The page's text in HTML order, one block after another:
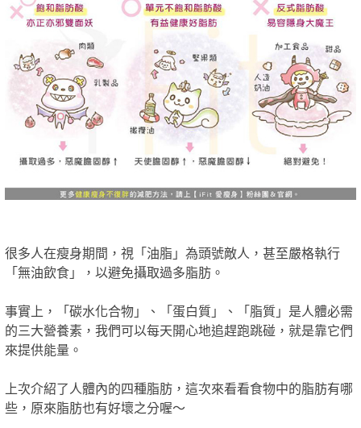
很多人在瘦身期間，視「油脂」為頭號敵人，甚至嚴格執行
「無油飲食」，以避免攝取過多脂肪。
事實上，「碳水化合物」、「蛋白質」、「脂質」是人體必需
的三大營養素，我們可以每天開心地追趕跑跳碰，就是靠它們
來提供能量。
上次介紹了人體內的四種脂肪，這次來看看食物中的脂肪有哪
些，原來脂肪也有好壞之分喔～